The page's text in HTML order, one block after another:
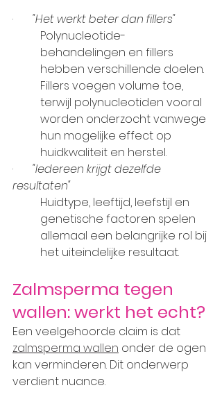
· "Het werkt beter dan fillers"
Polynucleotide-
behandelingen en fillers
hebben verschillende doelen.
Fillers voegen volume toe,
terwijl polynucleotiden vooral
worden onderzocht vanwege
hun mogelijke effect op
huidkwaliteit en herstel.
· "Iedereen krijgt dezelfde
resultaten"
Huidtype, leeftijd, leefstijl en
genetische factoren spelen
allemaal een belangrijke rol bij
het uiteindelijke resultaat.
Zalmsperma tegen
wallen: werkt het echt?
Een veelgehoorde claim is dat
zalmsperma wallen onder de ogen
kan verminderen. Dit onderwerp
verdient nuance.